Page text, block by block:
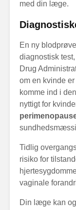
med din læge.
En ny
diagnostisk
Drug
om en kvinde
komme ind i
nyttigt for
Tidlig
risiko for
vaginale
Din læge kan